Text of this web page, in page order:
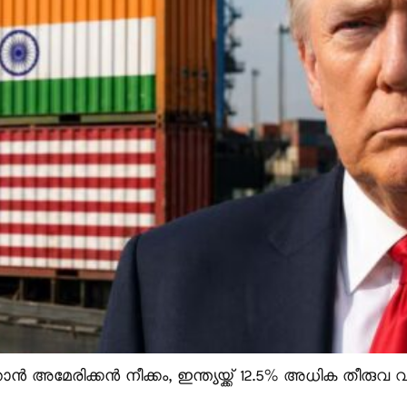
അമേരിക്കൻ നീക്കം, ഇന്ത്യയ്ക്ക് 12.5% അധിക തീരുവ